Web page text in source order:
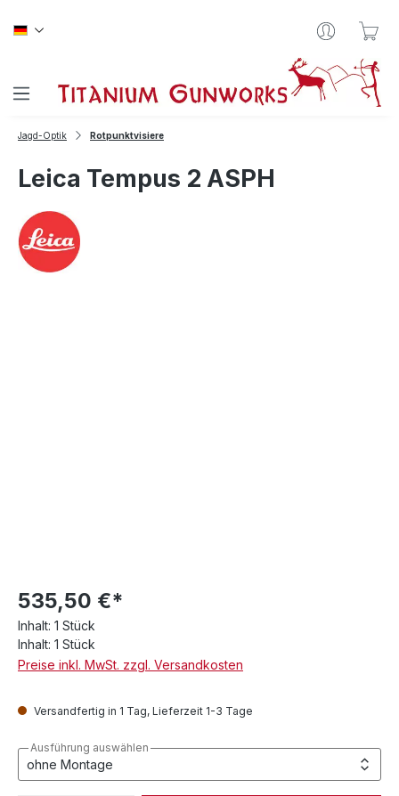
Jagd-Optik Rotpunktvisiere
Leica Tempus 2 ASPH
535,50 €*
Inhalt: 1 Stück
Inhalt: 1 Stück
Preise inkl. MwSt. zzgl. Versandkosten
Versandfertig in 1 Tag, Lieferzeit 1-3 Tage
Ausführung auswählen